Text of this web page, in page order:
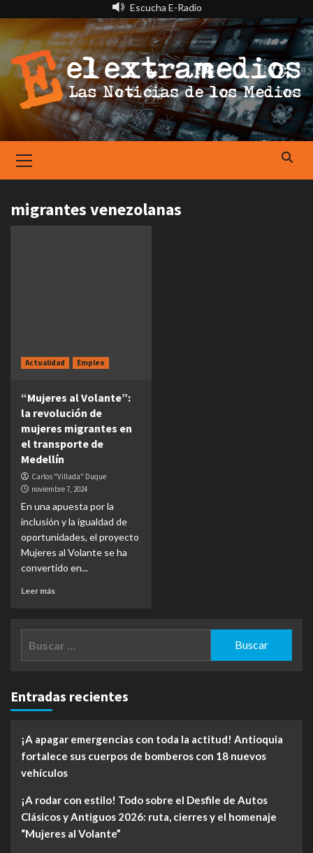
contenido
Escucha E-Radio
Menu
migrantes venezolanas
Actualidad Empleo
“Mujeres al Volante”:
la revolución de
mujeres migrantes en
el transporte de
Medellín
Carlos "Villada" Duque
noviembre 7, 2024
En una apuesta por la
inclusión y la igualdad de
oportunidades, el proyecto
Mujeres al Volante se ha
convertido en...
Leer más
Entradas recientes
¡A apagar emergencias con toda la actitud! Antioquia
fortalece sus cuerpos de bomberos con 18 nuevos
vehículos
¡A rodar con estilo! Todo sobre el Desfile de Autos
Clásicos y Antiguos 2026: ruta, cierres y el homenaje
“Mujeres al Volante”